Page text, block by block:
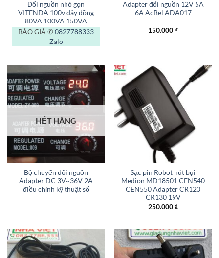
Đổi nguồn nhỏ gọn
VITENDA 100v dây đồng
80VA 100VA 150VA
BÁO GIÁ ✆ 0827788333
Zalo
Adapter đổi nguồn 12V 5A
6A AcBel ADA017
150.000₫
HẾT HÀNG
Bộ chuyển đổi nguồn
Adapter DC 3V~36V 2A
điều chỉnh kỹ thuật số
Sạc pin Robot hút bụi
Medion MD18501 CEN540
CEN550 Adapter CR120
CR130 19V
250.000₫